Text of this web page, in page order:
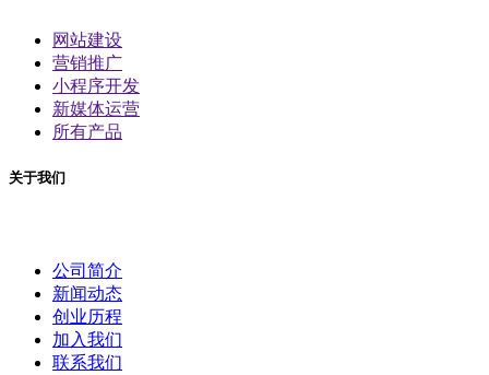
网站建设
营销推广
小程序开发
新媒体运营
所有产品
关于我们
公司简介
新闻动态
创业历程
加入我们
联系我们